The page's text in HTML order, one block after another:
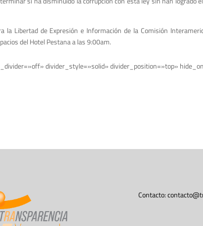
la Libertad de Expresión e Información de la Comisión
del Hotel Pestana a las 9:00am.
divider_style=»solid» divider_position=»top»
Contacto: